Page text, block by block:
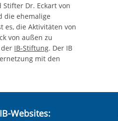
Dr. Eckart von
die ehemalige
es, die Aktivitäten von
von außen zu
IB-Stiftung. Der IB
mit den
Websites: